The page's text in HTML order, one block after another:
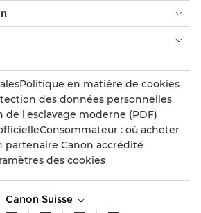
Politique en matière de cookies
des données personnelles
de l'esclavage moderne (PDF)
Consommateur : où acheter
partenaire Canon accrédité
des cookies
Canon Suisse